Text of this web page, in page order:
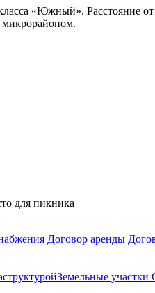
«Южный». Расстояние
микрорайоном.
для пикника
Договор аренды
Земельные участки